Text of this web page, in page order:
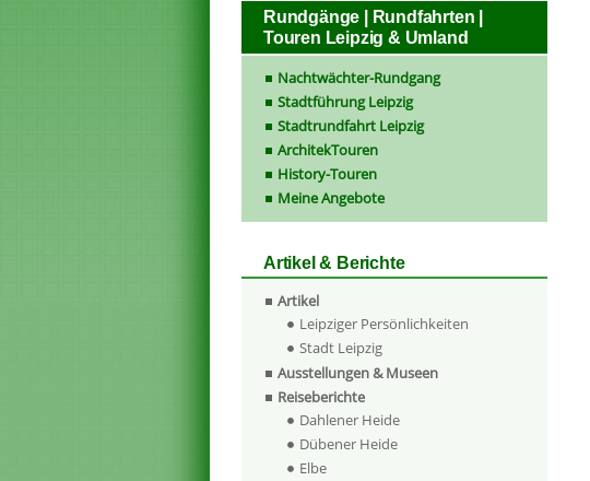
Rundgänge | Rundfahrten |
Touren Leipzig & Umland
Nachtwächter-Rundgang
Stadtführung Leipzig
Stadtrundfahrt Leipzig
ArchitekTouren
History-Touren
Meine Angebote
Artikel & Berichte
Artikel
Leipziger Persönlichkeiten
Stadt Leipzig
Ausstellungen & Museen
Reiseberichte
Dahlener Heide
Dübener Heide
Elbe